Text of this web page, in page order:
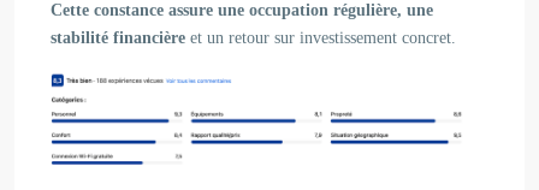
Cette constance assure une occupation régulière, une
stabilité financière et un retour sur investissement concret.